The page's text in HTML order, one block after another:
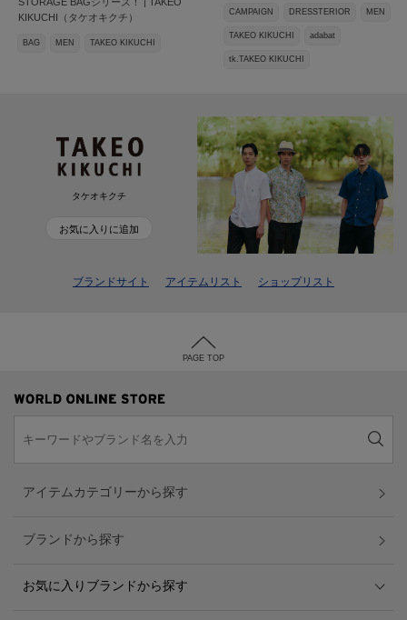
STORAGE BAGシリーズ！ | TAKEO
KIKUCHI（タケオキクチ）
BAG MEN TAKEO KIKUCHI
CAMPAIGN DRESSTERIOR MEN
TAKEO KIKUCHI adabat
tk.TAKEO KIKUCHI
タケオキクチ
お気に入りに追加
ブランドサイト アイテムリスト ショップリスト
PAGE TOP
アイテムカテゴリーから探す
ブランドから探す
お気に入りブランドから探す